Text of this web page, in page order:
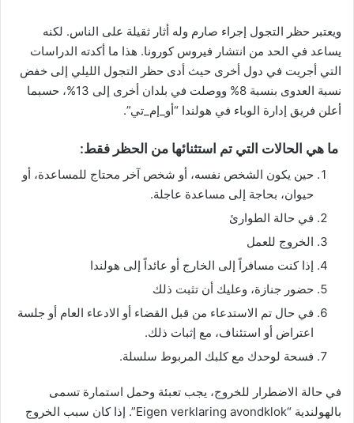
ويعتبر حظر التجول إجراء صارم وله أثار ثقيلة على الناس. لكنه
يساعد في الحد من انتشار فيروس كورونا. هذا ما أكدته الدراسات
التي أجريت في دول أخرى حيث أدى حظر التجول الليلي إلى خفض
نسبة العدوى بنسبة 8% ووصلت في بلدان أخرى إلى 13%، حسبما
أعلن فريق إدارة الوباء في هولندا “أو_إم_تي”.
ما هي الحالات التي تم استثنائها من الحظر فقط:
حين يكون الشخص نفسه، أو شخص آخر محتاج للمساعدة، أو
حيوان، بحاجة إلى مساعدة عاجلة.
في حالة الطوارئ
الخروج للعمل
إذا كنت مسافراً إلى الخارج أو عائداً إلى هولندا
حضور جنازة، وعليك أن تثبت ذلك
في حال تم الاستدعاء من قبل القضاء أو الادعاء العام أو جلسة
اعتراض أو استئناف، مع إثبات ذلك.
فسحة لوحدك مع كلبك المربوط سلسلة.
­في حالة الاضطرار للخروج، يجب تعبئة وحمل استمارة تسمى
بالهولندية “Eigen verklaring avondklok”. إذا كان سبب الخروج